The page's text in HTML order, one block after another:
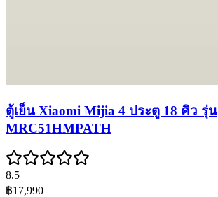
ตู้เย็น Xiaomi Mijia 4 ประตู 18 คิว รุ่น
MRC51HMPATH
8.5
฿17,990